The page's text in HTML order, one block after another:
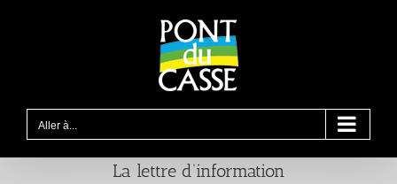
Aller à...
La lettre d’information